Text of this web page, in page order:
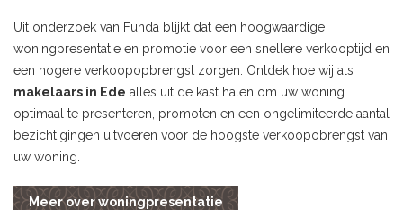
Uit onderzoek van Funda blijkt dat een hoogwaardige
woningpresentatie en promotie voor een snellere verkooptijd en
een hogere verkoopopbrengst zorgen. Ontdek hoe wij als
makelaars in Ede alles uit de kast halen om uw woning
optimaal te presenteren, promoten en een ongelimiteerde aantal
bezichtigingen uitvoeren voor de hoogste verkoopobrengst van
uw woning.
Meer over woningpresentatie